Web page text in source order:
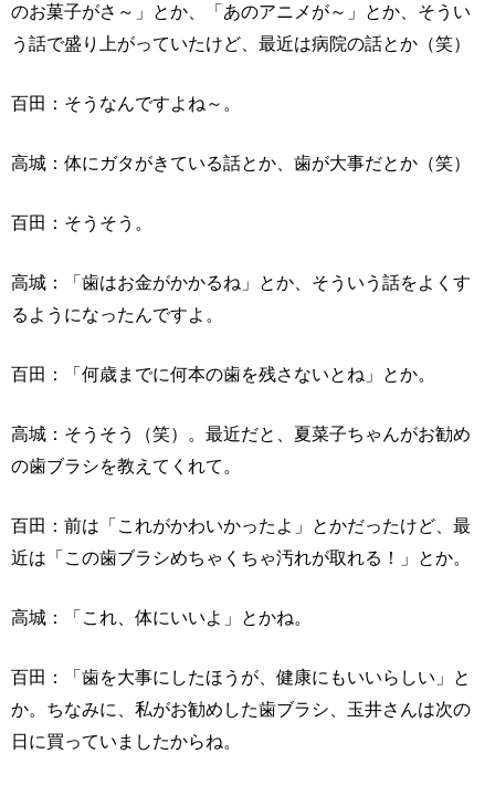
のお菓子がさ～」とか、「あのアニメが～」とか、そうい
う話で盛り上がっていたけど、最近は病院の話とか（笑）
百田：そうなんですよね～。
高城：体にガタがきている話とか、歯が大事だとか（笑）
百田：そうそう。
高城：「歯はお金がかかるね」とか、そういう話をよくす
るようになったんですよ。
百田：「何歳までに何本の歯を残さないとね」とか。
高城：そうそう（笑）。最近だと、夏菜子ちゃんがお勧め
の歯ブラシを教えてくれて。
百田：前は「これがかわいかったよ」とかだったけど、最
近は「この歯ブラシめちゃくちゃ汚れが取れる！」とか。
高城：「これ、体にいいよ」とかね。
百田：「歯を大事にしたほうが、健康にもいいらしい」と
か。ちなみに、私がお勧めした歯ブラシ、玉井さんは次の
日に買っていましたからね。